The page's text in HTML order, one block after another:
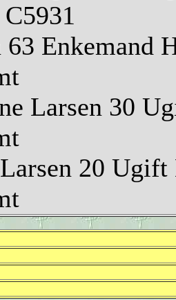
63 Enkemand
Larsen 30
20